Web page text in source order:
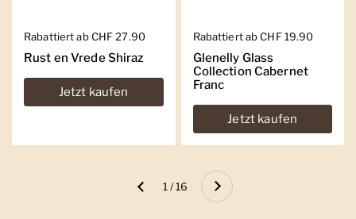
Regulärer Preis
Rabattiert ab CHF 27.90
Rust en Vrede Shiraz
Jetzt kaufen
Regulärer Preis
Rabattiert ab CHF 19.90
Glenelly Glass
Collection Cabernet
Franc
Jetzt kaufen
Zurück 1 / 16 Weiter